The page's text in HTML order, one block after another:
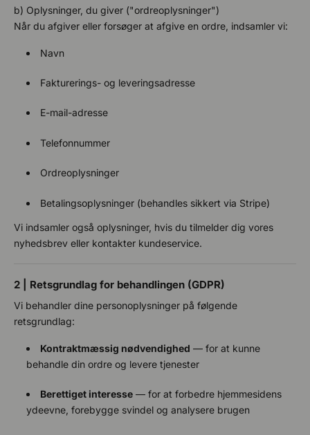
b) Oplysninger, du giver ("ordreoplysninger")
Når du afgiver eller forsøger at afgive en ordre, indsamler vi:
Navn
Fakturerings- og leveringsadresse
E-mail-adresse
Telefonnummer
Ordreoplysninger
Betalingsoplysninger (behandles sikkert via Stripe)
Vi indsamler også oplysninger, hvis du tilmelder dig vores
nyhedsbrev eller kontakter kundeservice.
2 | Retsgrundlag for behandlingen (GDPR)
Vi behandler dine personoplysninger på følgende
retsgrundlag:
Kontraktmæssig nødvendighed — for at kunne
behandle din ordre og levere tjenester
Berettiget interesse — for at forbedre hjemmesidens
ydeevne, forebygge svindel og analysere brugen